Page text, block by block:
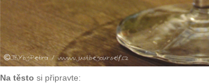
Na těsto si připravte: